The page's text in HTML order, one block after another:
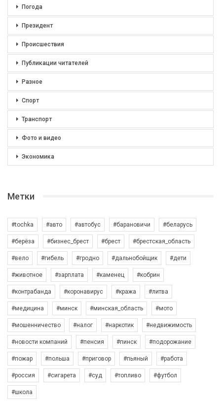
Погода
Президент
Происшествия
Публикации читателей
Разное
Спорт
Транспорт
Фото и видео
Экономика
Метки
#tochka #авто #автобус #барановичи #беларусь
#берёза #бизнес_брест #брест #брестская_область
#вело #гибель #гродно #дальнобойщик #дети
#животное #зарплата #каменец #кобрин
#контрабанда #коронавирус #кража #литва
#медицина #минск #минская_область #мото
#мошенничество #налог #наркотик #недвижимость
#новости компаний #пенсия #пинск #подорожание
#пожар #польша #приговор #пьяный #работа
#россия #сигарета #суд #топливо #футбол
#школа